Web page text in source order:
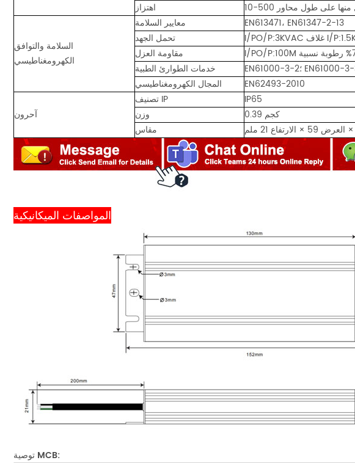
اهتزاز
السلامة والتوافق
الكهرومغناطيسي
معايير السلامة
EN613471، EN61347-2-13
تحمل الجهد
مقاومة العزل
خدمات الطوارئ الطبية
المجال الكهرومغناطيسي
EN62493-2010
آحرون
تصنيف IP
IP65
وزن
0.39 كجم
مقاس
المواصفات الميكانيكية
توصية MCB: